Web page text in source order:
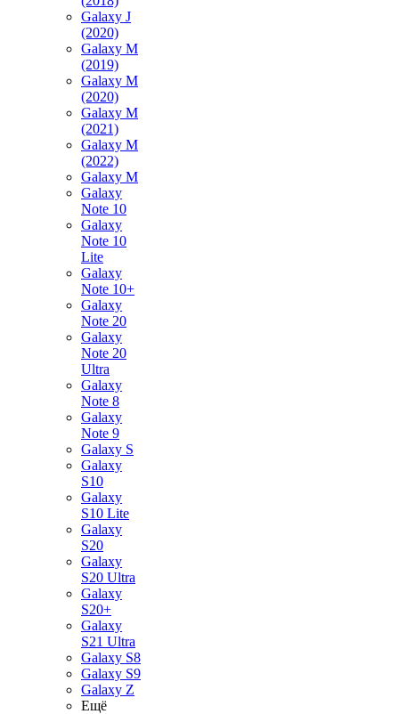
Galaxy J
(2020)
Galaxy M
(2019)
Galaxy M
(2020)
Galaxy M
(2021)
Galaxy M
(2022)
Galaxy M
Galaxy
Note 10
Galaxy
Note 10
Lite
Galaxy
Note 10+
Galaxy
Note 20
Galaxy
Note 20
Ultra
Galaxy
Note 8
Galaxy
Note 9
Galaxy S
Galaxy
S10
Galaxy
S10 Lite
Galaxy
S20
Galaxy
S20 Ultra
Galaxy
S20+
Galaxy
S21 Ultra
Galaxy S8
Galaxy S9
Galaxy Z
Ещё